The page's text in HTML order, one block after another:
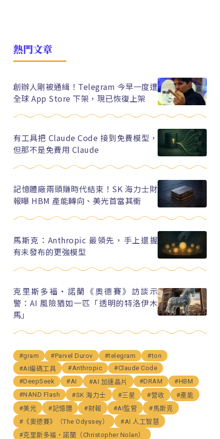
熱門文章
創辦人剛被通緝！Telegram 今早一度遭
全球 App Store 下架，現已恢復上架
有工具把 Claude Code 接到免費模型，
但那不是免費用 Claude
記憶體廠兩頭賺時代結束！SK 海力士財
報曝 HBM 產能轉向、美光首當其衝
馬斯克：Anthropic 最領先，手上還握
有未發布的更強模型
克里斯多福・諾蘭《奧德賽》訪談示
警：AI 風險猶如一匹「透明的特洛伊木
馬」
#gram #Parvel Durov #telegram
#ton
#AI編碼工具
#Anthropic
#Claude Code
#DeepSeek
#AI #AI 加速晶片 #DRAM
#HBM
#NAND Flash
#SK 海力士 #三星 #營收
#產能
#美光
#記憶體 #財報 #AI監管
#馬斯克
#《奧德賽》（The Odyssey）
#AI 人工智慧
#克里斯多福・諾蘭（Christopher Nolan）